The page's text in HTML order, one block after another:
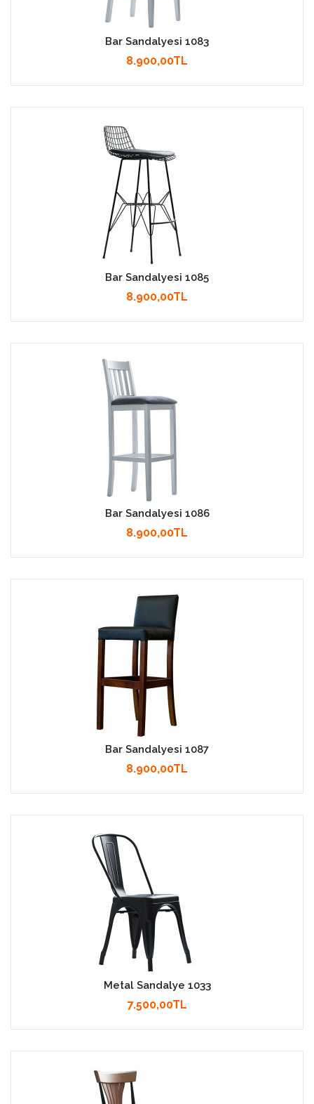
Bar Sandalyesi 1083
8.900,00TL
Bar Sandalyesi 1085
8.900,00TL
Bar Sandalyesi 1086
8.900,00TL
Bar Sandalyesi 1087
8.900,00TL
Metal Sandalye 1033
7.500,00TL